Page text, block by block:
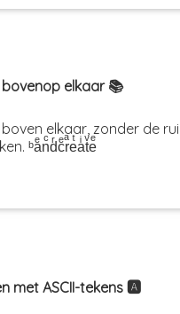
elkaar 📚
elkaar, zonder de
ᵇaͤnͨdͬcͤrͣeͭaͥtͮeͤ
met ASCII-tekens 🅰️